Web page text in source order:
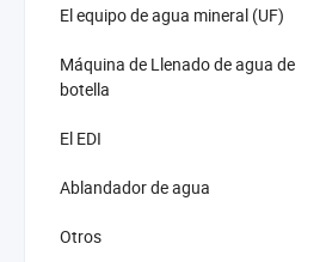
El equipo de agua mineral (UF)
Máquina de Llenado de agua de
botella
El EDI
Ablandador de agua
Otros